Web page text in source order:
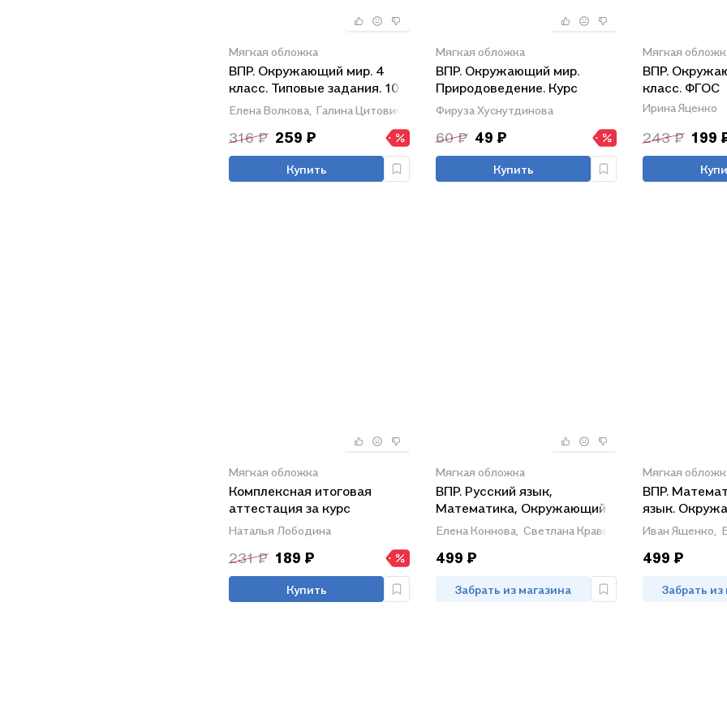
Мягкая обложка
ВПР. Окружающий мир. 4
класс. Типовые задания. 10
вариантов заданий.
оценивания. Ответы
Елена Волкова, Галина Цитович
316 ₽ 259 ₽
Купить
Мягкая обложка
ВПР. Окружающий мир.
Природоведение. Курс
начальной школы
Фируза Хуснутдинова
60 ₽ 49 ₽
Купить
Мягкая
ВПР.
класс. ФГОС
Ирина Яценко
243 ₽ 199
Мягкая обложка
Комплексная итоговая
аттестация за курс
начальной школы. ФГОС
Наталья Лободина
231 ₽ 189 ₽
Купить
Мягкая обложка
ВПР. Русский язык,
Математика, Окружающий
мир, Литературное чтение. 4
класс. 20 тренировочных
вариантов. ФГОС НОО 2026
Елена Коннова, Светлана Кравцова, Светлана
499 ₽
Забрать из магазина
Мягкая
ВПР.
язык.
класс.
задания. 24
Иван Ященко,
499 ₽
Забрать из